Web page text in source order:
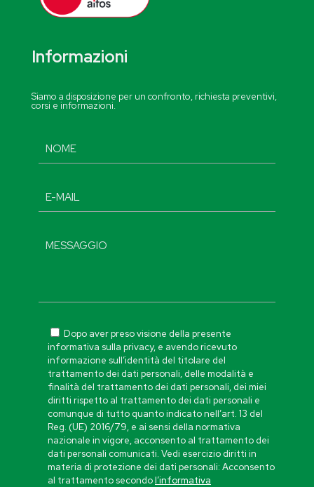
Informazioni
Siamo a disposizione per un confronto, richiesta preventivi,
corsi e informazioni.
Dopo aver preso visione della presente
informativa sulla privacy, e avendo ricevuto
informazione sull’identità del titolare del
trattamento dei dati personali, delle modalità e
finalità del trattamento dei dati personali, dei miei
diritti rispetto al trattamento dei dati personali e
comunque di tutto quanto indicato nell’art. 13 del
Reg. (UE) 2016/79, e ai sensi della normativa
nazionale in vigore, acconsento al trattamento dei
dati personali comunicati. Vedi esercizio diritti in
materia di protezione dei dati personali: Acconsento
al trattamento secondol’informativa